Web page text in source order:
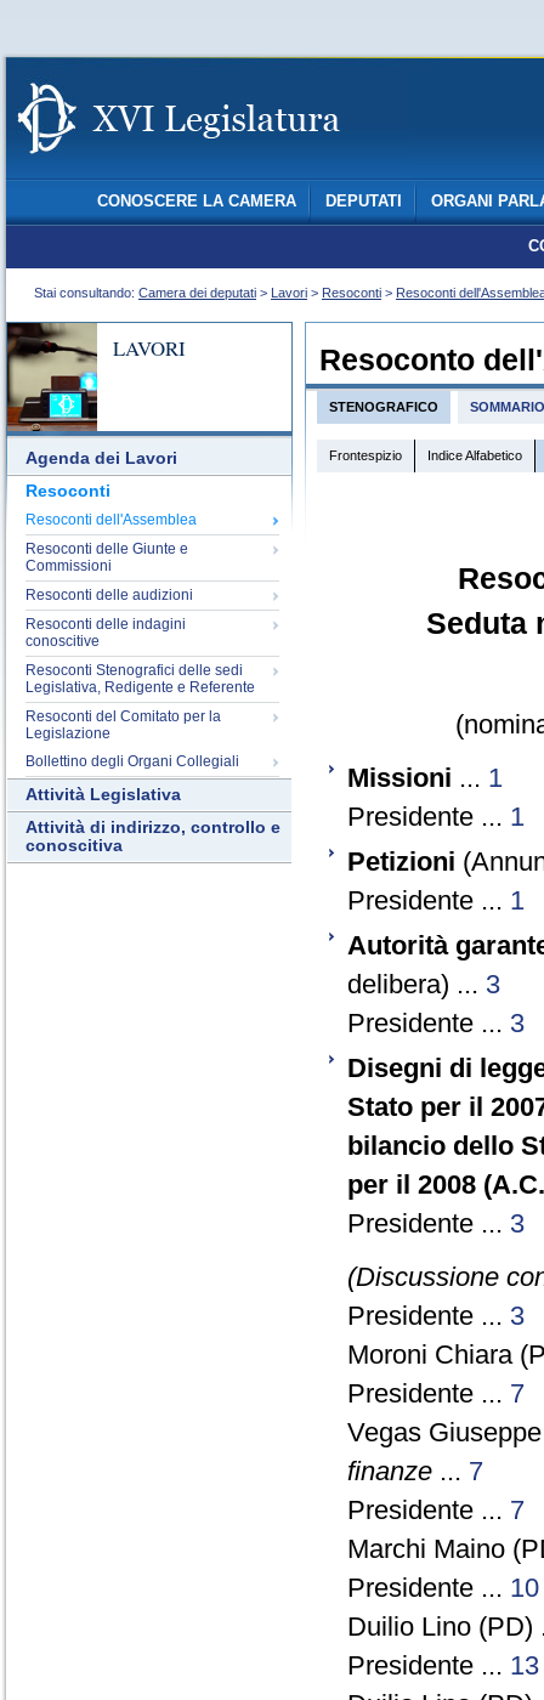
CONOSCERE LA CAMERA DEPUTATI ORGANI
Stai consultando: Camera dei deputati > Lavori > Resoconti > Resoconti
LAVORI
Agenda dei Lavori
Resoconti
Resoconti dell'Assemblea
Resoconti delle Giunte e
Commissioni
Resoconti delle audizioni
Resoconti delle indagini
conoscitive
Resoconti Stenografici delle sedi
Legislativa, Redigente e Referente
Resoconti del Comitato per la
Legislazione
Bollettino degli Organi Collegiali
Attività Legislativa
Attività di indirizzo, controllo e
conoscitiva
Resoconto
STENOGRAFICO SOMMARIO
Frontespizio Indice Alfabetico
Seduta
Missioni ... 1
Presidente ... 1
Petizioni
Presidente ... 1
Autorità
delibera) ... 3
Presidente ... 3
Disegni di
Stato per il
bilancio dello
per il 2008
Presidente ... 3
(Discussione
Presidente ... 3
Moroni Chiara
Presidente ... 7
Vegas
finanze ... 7
Presidente ... 7
Marchi Maino
Presidente ... 10
Duilio Lino
Presidente ... 13